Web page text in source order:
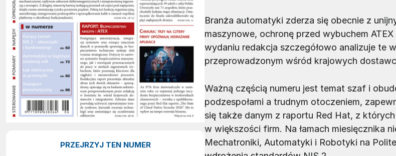
PRZEJRZYJ TEN NUMER
Branża automatyki zderza się obecnie z
maszynowe, ochronę przed wybuchem
wydaniu redakcja szczegółowo analizuje te
przeprowadzonym wśród krajowych
Ważną częścią numeru jest temat szaf i
podzespołami a trudnym otoczeniem,
się także danym z raportu Red Hat, z
w większości firm. Na łamach miesięcznika
Mechatroniki, Automatyki i Robotyki na